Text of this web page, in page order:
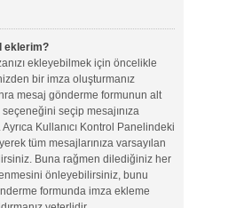
eklerim?
ekleyebilmek için öncelikle
bir imza oluşturmanız
mesaj gönderme formunun alt
seçeneğini seçip mesajınıza
Kullanıcı Kontrol Panelindeki
tüm mesajlarınıza varsayılan
Buna rağmen dilediğiniz her
önleyebilirsiniz, bunu
formunda imza ekleme